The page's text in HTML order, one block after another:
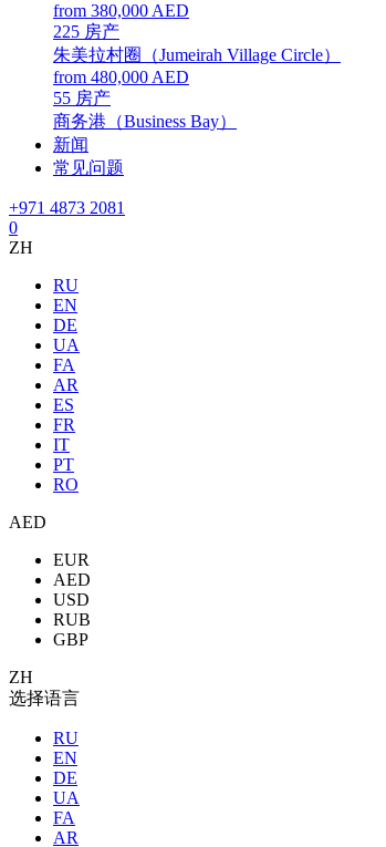
from 380,000 AED
225 房产
朱美拉村圈（Jumeirah Village Circle）
from 480,000 AED
55 房产
商务港（Business Bay）
新闻
常见问题
+971 4873 2081
0
ZH
RU
EN
DE
UA
FA
AR
ES
FR
IT
PT
RO
AED
EUR
AED
USD
RUB
GBP
ZH
选择语言
RU
EN
DE
UA
FA
AR